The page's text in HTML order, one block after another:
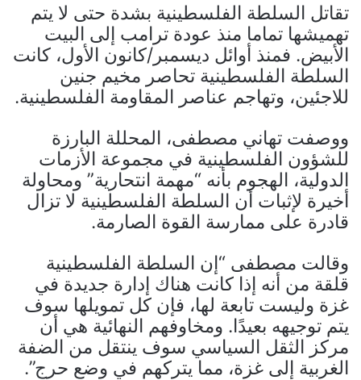
تقاتل السلطة الفلسطينية بشدة حتى لا يتم
تهميشها تماما منذ عودة ترامب إلى البيت
الأبيض. فمنذ أوائل ديسمبر/كانون الأول، كانت
السلطة الفلسطينية تحاصر مخيم جنين
للاجئين، وتهاجم عناصر المقاومة الفلسطينية.
ووصفت تهاني مصطفى، المحللة البارزة
للشؤون الفلسطينية في مجموعة الأزمات
الدولية، الهجوم بأنه “مهمة انتحارية” ومحاولة
أخيرة لإثبات أن السلطة الفلسطينية لا تزال
قادرة على ممارسة القوة الصارمة.
وقالت مصطفى “إن السلطة الفلسطينية
قلقة من أنه إذا كانت هناك إدارة جديدة في
غزة وليست تابعة لها، فإن كل تمويلها سوف
يتم توجيهه بعيدًا. ومخاوفهم النهائية هي أن
مركز الثقل السياسي سوف ينتقل من الضفة
الغربية إلى غزة، مما يتركهم في وضع حرج”.